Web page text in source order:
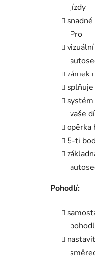
jízdy
Pro
zámek
splňuje
systém
vaše
opěrka
5-ti
Pohodlí: